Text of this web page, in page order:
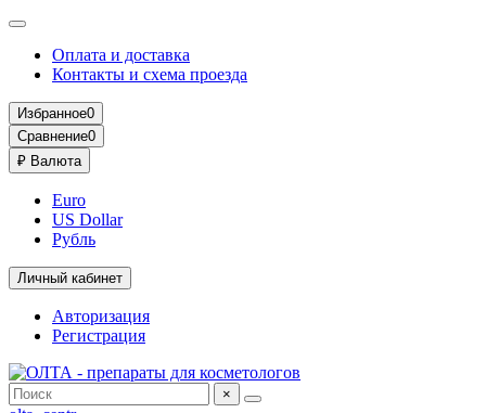
Оплата и доставка
Контакты и схема проезда
Избранное0
Сравнение0
₽ Валюта
Euro
US Dollar
Рубль
Личный кабинет
Авторизация
Регистрация
×